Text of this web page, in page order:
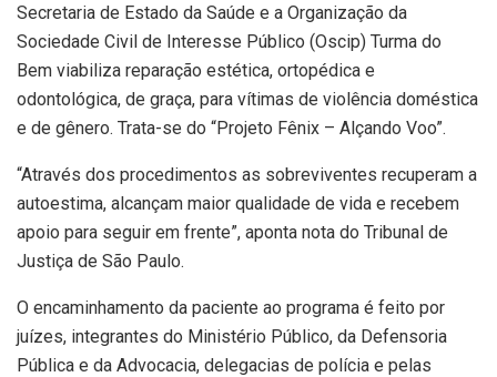
Secretaria de Estado da Saúde e a Organização da
Sociedade Civil de Interesse Público (Oscip) Turma do
Bem viabiliza reparação estética, ortopédica e
odontológica, de graça, para vítimas de violência doméstica
e de gênero. Trata-se do “Projeto Fênix – Alçando Voo”.
“Através dos procedimentos as sobreviventes recuperam a
autoestima, alcançam maior qualidade de vida e recebem
apoio para seguir em frente”, aponta nota do Tribunal de
Justiça de São Paulo.
O encaminhamento da paciente ao programa é feito por
juízes, integrantes do Ministério Público, da Defensoria
Pública e da Advocacia, delegacias de polícia e pelas